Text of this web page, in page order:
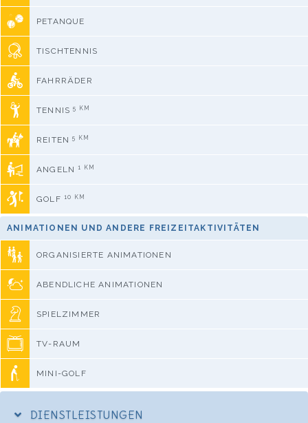
PETANQUE
TISCHTENNIS
FAHRRÄDER
TENNIS5 KM
REITEN5 KM
ANGELN 1 KM
GOLF 10 KM
ANIMATIONEN UND ANDERE FREIZEITAKTIVITÄTEN
ORGANISIERTE ANIMATIONEN
ABENDLICHE ANIMATIONEN
SPIELZIMMER
TV-RAUM
MINI-GOLF
DIENSTLEISTUNGEN